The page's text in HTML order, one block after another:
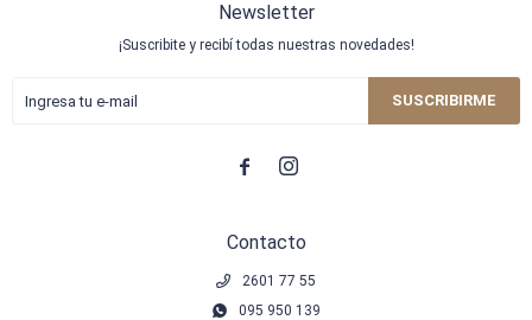
Contacto
2601 77 55
095 950 139
Newsletter
¡Suscribite y recibí todas nuestras novedades!
SUSCRIBIRME
 